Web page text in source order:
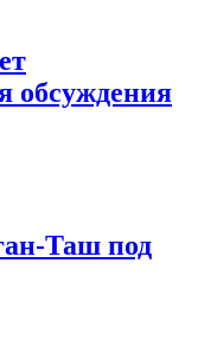
обсуждения
Таш под